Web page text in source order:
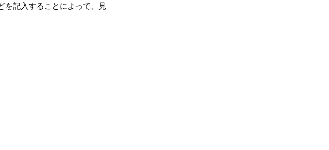
を記入することによって、見